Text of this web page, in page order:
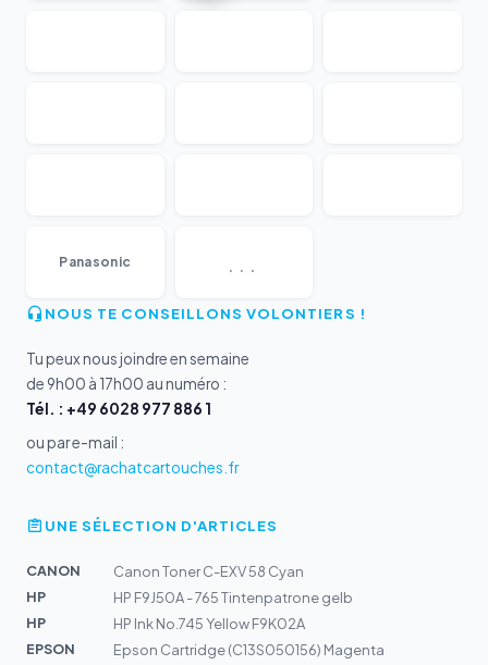
Panasonic ...
NOUS TE CONSEILLONS VOLONTIERS !
Tu peux nous joindre en semaine
de 9h00 à 17h00 au numéro :
Tél. : +49 6028 977 886 1
ou par e-mail :
contact@rachatcartouches.fr
UNE SÉLECTION D'ARTICLES
CANON
Canon Toner C-EXV 58 Cyan
HP
HP F9J50A - 765 Tintenpatrone gelb
HP
HP Ink No.745 Yellow F9K02A
EPSON
Epson Cartridge (C13S050156) Magenta